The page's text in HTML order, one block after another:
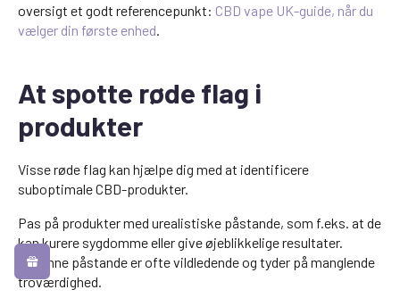
oversigt et godt referencepunkt: CBD vape UK-guide, når du
vælger din første enhed.
At spotte røde flag i
produkter
Visse røde flag kan hjælpe dig med at identificere
suboptimale CBD-produkter.
Pas på produkter med urealistiske påstande, som f.eks. at de
kan kurere sygdomme eller give øjeblikkelige resultater.
Sådanne påstande er ofte vildledende og tyder på manglende
troværdighed.